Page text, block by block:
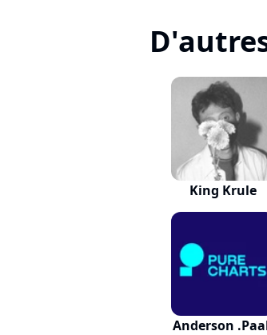
King Krule
Anderson